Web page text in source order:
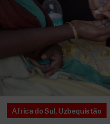
África do Sul , Uzbequistão